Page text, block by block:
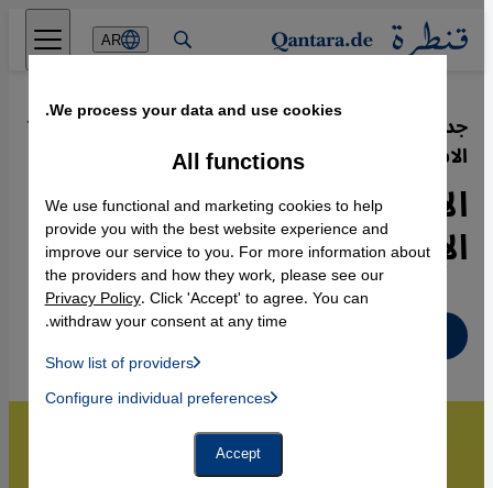
Direkt zum Inhalt springen
AR
جدل لا ينتهي حول ضرورة عقلنة التراث
الاسلامي
·
19.02.2020
الأزهر والإيهام بتجديد الفكر
الإسلامي
We process your data and use cookies.
All functions
We use functional and marketing cookies to help
provide you with the best website experience and
improve our service to you. For more information about
the providers and how they work, please see our
Privacy Policy. Click 'Accept' to agree. You can
withdraw your consent at any time.
Show list of providers
Instagram Embed, Twitter Embed, Youtube Embed
Facebook Embed / Facebook Connect
Configure individual preferences
Accept